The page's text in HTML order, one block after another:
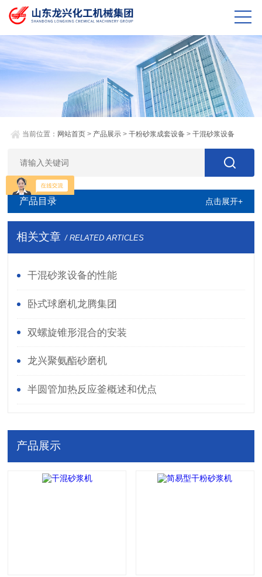
当前位置： 网站首页 > 产品展示 >干粉砂浆成套设备 >干混砂浆设备
产品目录 点击展开+
相关文章 / RELATED ARTICLES
干混砂浆设备的性能
卧式球磨机龙腾集团
双螺旋锥形混合的安装
龙兴聚氨酯砂磨机
半圆管加热反应釜概述和优点
产品展示